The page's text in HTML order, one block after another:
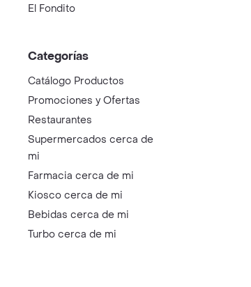
El Fondito
Categorías
Catálogo Productos
Promociones y Ofertas
Restaurantes
Supermercados cerca de
mi
Farmacia cerca de mi
Kiosco cerca de mi
Bebidas cerca de mi
Turbo cerca de mi